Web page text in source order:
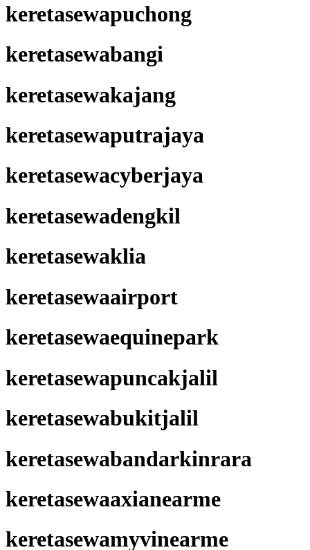
keretasewapuchong
keretasewabangi
keretasewakajang
keretasewaputrajaya
keretasewacyberjaya
keretasewadengkil
keretasewaklia
keretasewaairport
keretasewaequinepark
keretasewapuncakjalil
keretasewabukitjalil
keretasewabandarkinrara
keretasewaaxianearme
keretasewamyvinearme